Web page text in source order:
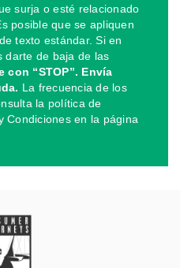
surja o esté relacionado
posible que se apliquen
texto estándar. Si en
darte de baja de las
con “STOP”. Envía
La frecuencia de los
la política de
Condiciones en la página